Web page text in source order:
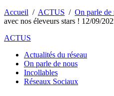
Accueil / ACTUS / On parle de
avec nos éleveurs stars ! 12/09/
ACTUS
Actualités du réseau
On parle de nous
Incollables
Réseaux Sociaux